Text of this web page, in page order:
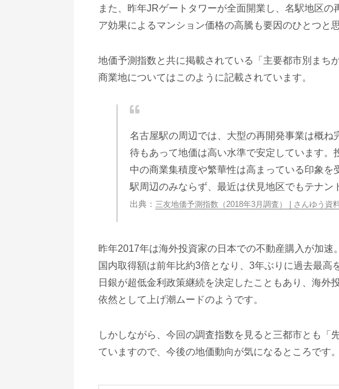
また、昨年JRゲートタワーが全面開業し、名駅地区
ア効果によるマンション価格の高騰も要因のひとつと
地価予測指数と共に掲載されている「主要都市別まち
商業地についてはこのように記載されています。
名古屋駅の周辺では、大型の再開発事業は概ね
待もあって地価は高い水準で安定しています
中の商業集積度や繁華性は高まっている印象を
駅周辺のみならず、最近は伏見地区でもテナン
三友地価予測指数（2018年3月調査） | さんゆう資
昨年2017年は海外投資家の日本での不動産購入が加速。
国内取得額は前年比約3倍となり、3年ぶりに過去最高
日銀が超低金利政策継続を決定したこともあり、海外
依然として上げ潮ムードのようです。
しかしながら、今回の調査指数を見ると三都市とも「
ていますので、今後の地価動向が気になるところです。